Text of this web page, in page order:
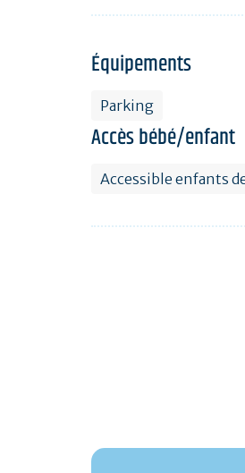
Équipements
Parking
Accès bébé/enfant
Accessible enfants